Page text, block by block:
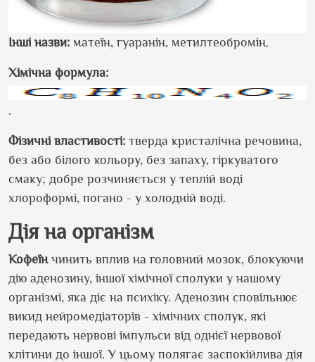
Інші назви: матеїн, гуаранін, метилтеобромін.
Хімічна формула:
.
Фізичні властивості: тверда кристалічна речовина,
без або білого кольору, без запаху, гіркуватого
смаку; добре розчиняється у теплій воді
хлороформі, погано - у холодній воді.
Дія на організм
Кофеїн чинить вплив на головний мозок, блокуючи
дію аденозину, іншої хімічної сполуки у нашому
організмі, яка діє на психіку. Аденозин сповільнює
викид нейромедіаторів - хімічних сполук, які
передають нервові імпульси від однієї нервової
клітини до іншої. У цьому полягає заспокійлива дія